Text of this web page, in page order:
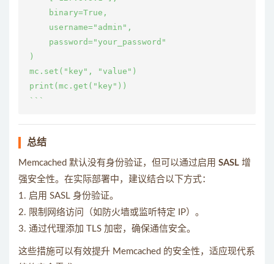
     binary=True,
     username="admin",
     password="your_password"
)
mc.set("key", "value")
print(mc.get("key"))
总结
Memcached 默认没有身份验证，但可以通过启用 SASL 增
强安全性。在实际部署中，建议结合以下方式：
1. 启用 SASL 身份验证。
2. 限制网络访问（如防火墙或监听特定 IP）。
3. 通过代理添加 TLS 加密，确保通信安全。
这些措施可以有效提升 Memcached 的安全性，适应现代系